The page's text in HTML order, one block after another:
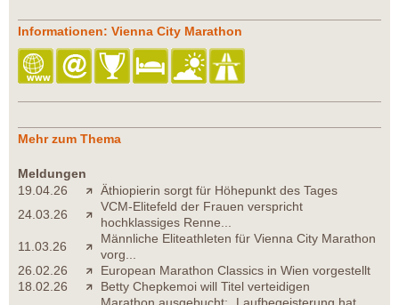
Informationen: Vienna City Marathon
Mehr zum Thema
Meldungen
19.04.26
Äthiopierin sorgt für Höhepunkt des Tages
24.03.26
VCM-Elitefeld der Frauen verspricht
hochklassiges Renne...
11.03.26
Männliche Eliteathleten für Vienna City Marathon
vorg...
26.02.26
European Marathon Classics in Wien vorgestellt
18.02.26
Betty Chepkemoi will Titel verteidigen